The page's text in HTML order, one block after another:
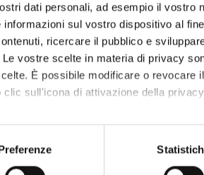
dati personali, ad esempio il vostro
sul vostro dispositivo al
ricercare il pubblico e
vostre scelte in materia di privacy
È possibile modificare o revocare
sull'icona di attivazione della
geografica, con